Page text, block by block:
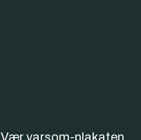
Vær varsom-plakaten